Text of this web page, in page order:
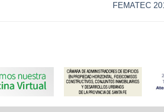
FEMATEC